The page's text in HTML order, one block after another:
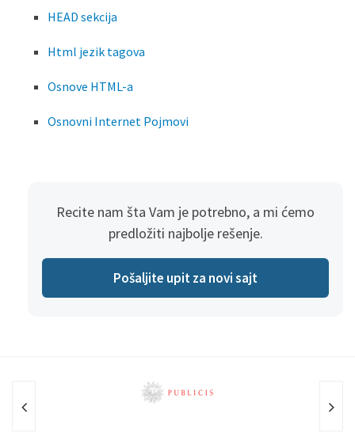
HEAD sekcija
Html jezik tagova
Osnove HTML-a
Osnovni Internet Pojmovi
Recite nam šta Vam je potrebno, a mi ćemo
predložiti najbolje rešenje.
Pošaljite upit za novi sajt